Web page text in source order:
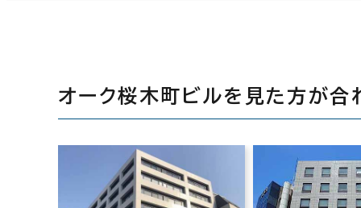
オーク桜木町ビルを見た方が合